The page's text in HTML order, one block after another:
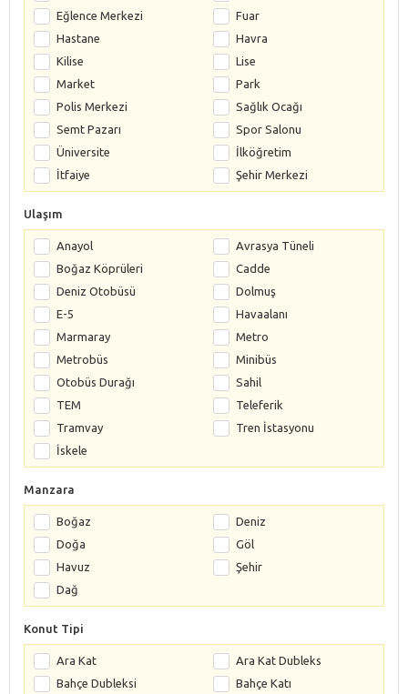
Eğlence Merkezi
Fuar
Hastane
Havra
Kilise
Lise
Market
Park
Polis Merkezi
Sağlık Ocağı
Semt Pazarı
Spor Salonu
Üniversite
İlköğretim
İtfaiye
Şehir Merkezi
Ulaşım
Anayol
Avrasya Tüneli
Boğaz Köprüleri
Cadde
Deniz Otobüsü
Dolmuş
E-5
Havaalanı
Marmaray
Metro
Metrobüs
Minibüs
Otobüs Durağı
Sahil
TEM
Teleferik
Tramvay
Tren İstasyonu
İskele
Manzara
Boğaz
Deniz
Doğa
Göl
Havuz
Şehir
Dağ
Konut Tipi
Ara Kat
Ara Kat Dubleks
Bahçe Dubleksi
Bahçe Katı